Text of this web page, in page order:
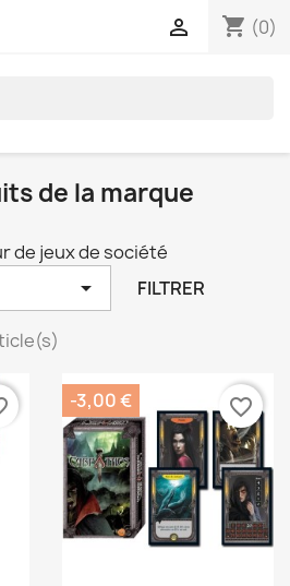
shopping_cart (0)

de la marque
de jeux de société
 FILTRER
-3,00 € favorite_border